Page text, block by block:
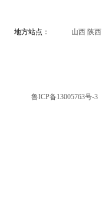
地方站点： 山西 陕西
鲁ICP备13005763号-3